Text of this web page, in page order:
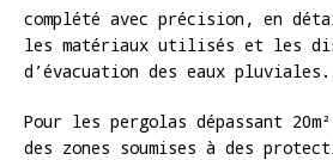
complété avec précision, en
les matériaux utilisés et les
d’évacuation des eaux pluviales.
Pour les pergolas dépassant
des zones soumises à des